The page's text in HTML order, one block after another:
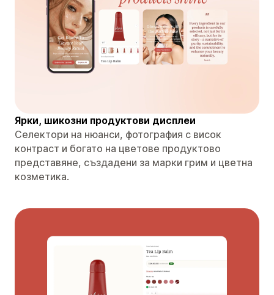
Ярки, шикозни продуктови дисплеи
Селектори на нюанси, фотография с висок
контраст и богато на цветове продуктово
представяне, създадени за марки грим и цветна
козметика.